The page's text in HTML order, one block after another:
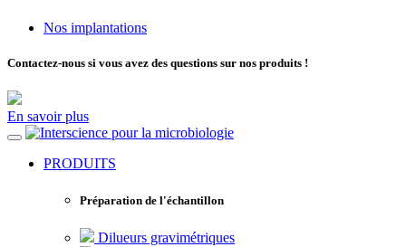
Nos implantations
Contactez-nous si vous avez des questions sur nos produits !
En savoir plus
pour la microbiologie
PRODUITS
Préparation de l'échantillon
Dilueurs gravimétriques